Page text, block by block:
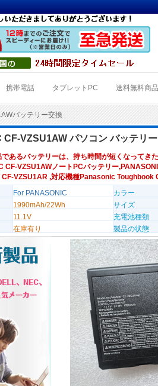
携帯電話 タブレットPC 送料無料商品
バッテリー交換
CF-VZSU1AW パソコン バッテリー
あるバッテリーは、持ち時間が短くなってき
CF-VZSU1AWノートPCバッテリー
CF-VZSU1AR ,対応機種Panasonic Toughbook
For PANASONIC カラー
1990mAh/22Wh サイズ
11.1V 充電池種類
在庫有り 製品の状態